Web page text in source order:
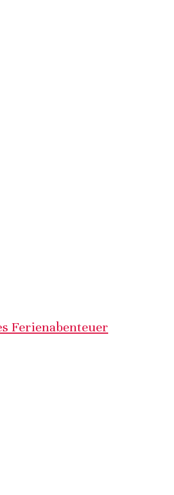
Ferienabenteuer